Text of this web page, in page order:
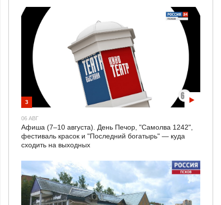
3
06 АВГ
Афиша (7–10 августа). День Печор, "Самолва 1242",
фестиваль красок и "Последний богатырь" — куда
сходить на выходных